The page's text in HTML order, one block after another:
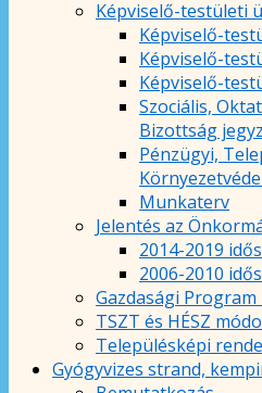
Képviselő-testületi
Képviselő-
Képviselő-
Képviselő-
Szociális,
Bizottság
Pénzügyi,
Munkaterv
Jelentés az
2014-2019
2006-2010
Gazdasági Program
TSZT és HÉSZ
Településképi
Gyógyvizes strand,